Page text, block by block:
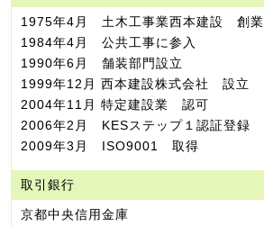
1975年4月 土木工事業西本建設 創業
1984年4月 公共工事に参入
1990年6月 舗装部門設立
1999年12月 西本建設株式会社 設立
2004年11月 特定建設業 認可
2006年2月 KESステップ１認証登録
2009年3月 ISO9001 取得
取引銀行
京都中央信用金庫